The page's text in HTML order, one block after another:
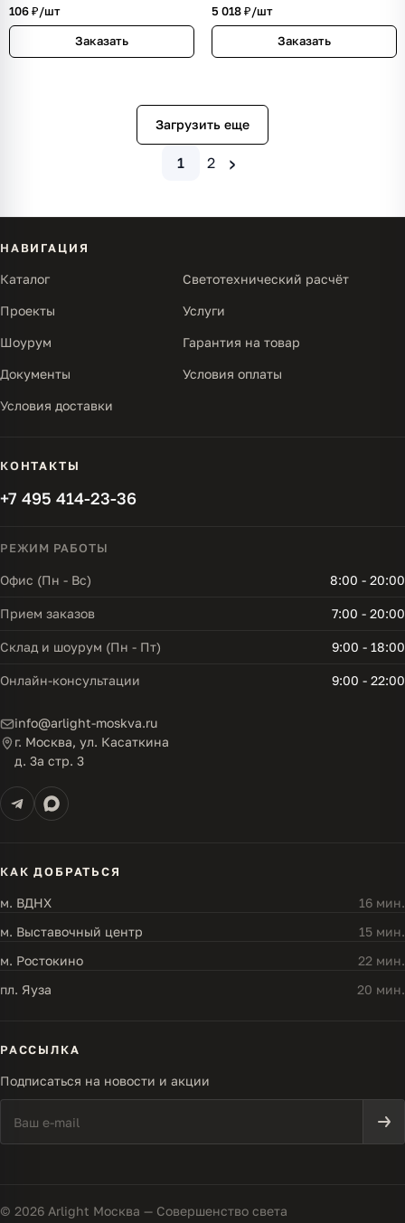
106 ₽/шт
Заказать
5 018 ₽/шт
Заказать
Загрузить еще
1 2 ›
НАВИГАЦИЯ
Каталог Светотехнический расчёт
Проекты Услуги
Шоурум Гарантия на товар
Документы Условия оплаты
Условия доставки
КОНТАКТЫ
+7 495 414-23-36
РЕЖИМ РАБОТЫ
Офис (Пн - Вс) 8:00 - 20:00
Прием заказов 7:00 - 20:00
Склад и шоурум (Пн - Пт) 9:00 - 18:00
Онлайн-консультации 9:00 - 22:00
info@arlight-moskva.ru
г. Москва, ул. Касаткина
д. 3а стр. 3
КАК ДОБРАТЬСЯ
м. ВДНХ
16 мин.
м. Выставочный центр
15 мин.
м. Ростокино
22 мин.
пл. Яуза
20 мин.
РАССЫЛКА
Подписаться на новости и акции
© 2026 Arlight Москва — Совершенство света